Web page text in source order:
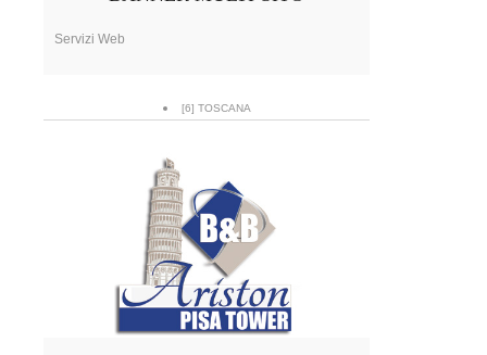
Servizi Web
[6] TOSCANA